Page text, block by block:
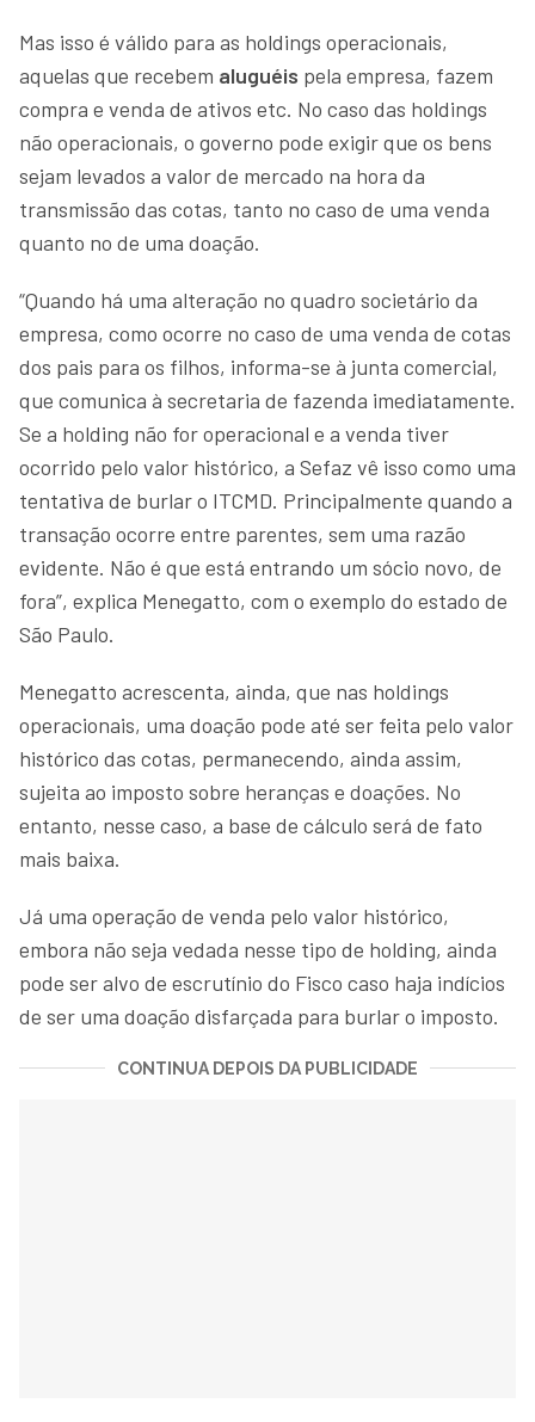
Mas isso é válido para as holdings operacionais,
aquelas que recebem aluguéis pela empresa, fazem
compra e venda de ativos etc. No caso das holdings
não operacionais, o governo pode exigir que os bens
sejam levados a valor de mercado na hora da
transmissão das cotas, tanto no caso de uma venda
quanto no de uma doação.
“Quando há uma alteração no quadro societário da
empresa, como ocorre no caso de uma venda de cotas
dos pais para os filhos, informa-se à junta comercial,
que comunica à secretaria de fazenda imediatamente.
Se a holding não for operacional e a venda tiver
ocorrido pelo valor histórico, a Sefaz vê isso como uma
tentativa de burlar o ITCMD. Principalmente quando a
transação ocorre entre parentes, sem uma razão
evidente. Não é que está entrando um sócio novo, de
fora”, explica Menegatto, com o exemplo do estado de
São Paulo.
Menegatto acrescenta, ainda, que nas holdings
operacionais, uma doação pode até ser feita pelo valor
histórico das cotas, permanecendo, ainda assim,
sujeita ao imposto sobre heranças e doações. No
entanto, nesse caso, a base de cálculo será de fato
mais baixa.
Já uma operação de venda pelo valor histórico,
embora não seja vedada nesse tipo de holding, ainda
pode ser alvo de escrutínio do Fisco caso haja indícios
de ser uma doação disfarçada para burlar o imposto.
CONTINUA DEPOIS DA PUBLICIDADE